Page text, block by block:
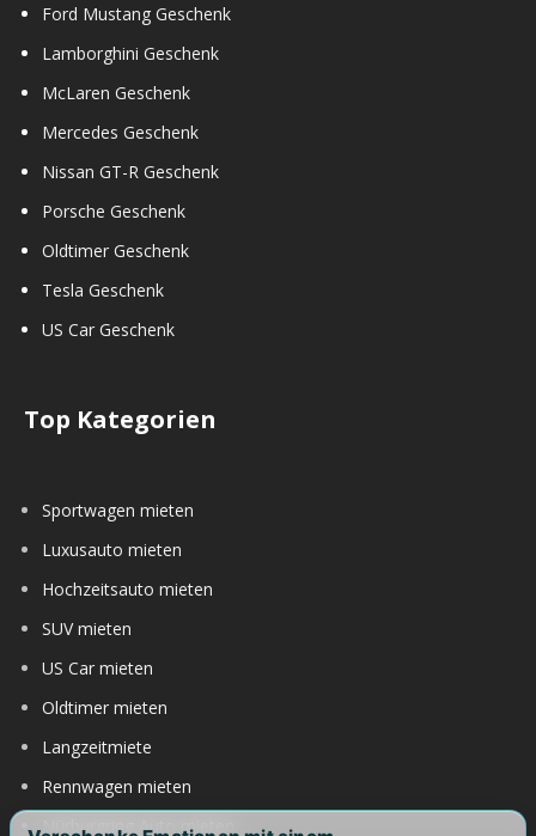
Ford Mustang Geschenk
Lamborghini Geschenk
McLaren Geschenk
Mercedes Geschenk
Nissan GT-R Geschenk
Porsche Geschenk
Oldtimer Geschenk
Tesla Geschenk
US Car Geschenk
Top Kategorien
Sportwagen mieten
Luxusauto mieten
Hochzeitsauto mieten
SUV mieten
US Car mieten
Oldtimer mieten
Langzeitmiete
Rennwagen mieten
Nürburgring Auto mieten